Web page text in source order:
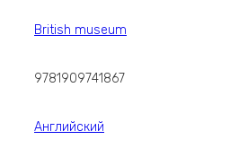
British museum
9781909741867
Английский